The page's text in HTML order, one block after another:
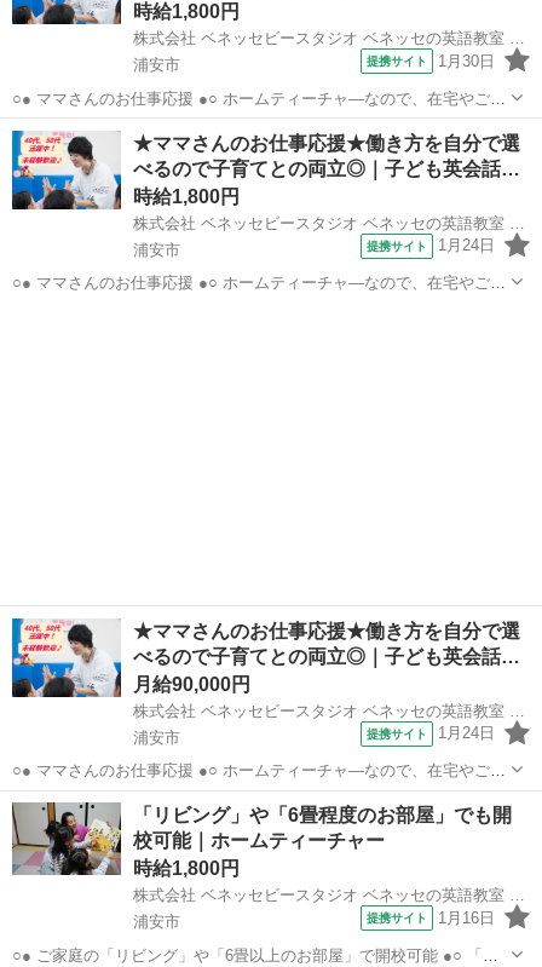
時給1,800円
株式会社 ベネッセビースタジオ ベネッセの英語教室 BE studio
浦安市
提携サイト 1月30日
○● ママさんのお仕事応援 ●○ ホームティーチャ—なので、在宅やご自
宅近くでの勤務！ ご家庭の都合に応じて、週1日～開校日なども調整
可能です。 ○● 未経験からの「英語の先生」デビューも大歓迎 ●○ ・開
校以降は教室運営...
千葉 浦安市 その他
★ママさんのお仕事応援★働き方を自分で選
べるので子育てとの両立◎｜子ども英会話…
時給1,800円
浦安市
提携サイト 1月24日
○● ママさんのお仕事応援 ●○ ホームティーチャ—なので、在宅やご自
★ママさんのお仕事応援★働き方を自分で選
べるので子育てとの両立◎｜子ども英会話…
月給90,000円
浦安市
提携サイト 1月24日
○● ママさんのお仕事応援 ●○ ホームティーチャ—なので、在宅やご自
宅近くでの勤務！ ご家庭の都合に応じて、週1日～開校日なども調整
可能です。 ○● 未経験からの「英語の先生」デビューも大歓迎 ●○ ・開
校以降は教室運営...
千葉 浦安市 その他
「リビング」や「6畳程度のお部屋」でも開
校可能｜ホームティーチャー
時給1,800円
株式会社 ベネッセビースタジオ ベネッセの英語教室 BE studio
浦安市
提携サイト 1月16日
○● ご家庭の「リビング」や「6畳以上のお部屋」で開校可能 ●○ 「そ